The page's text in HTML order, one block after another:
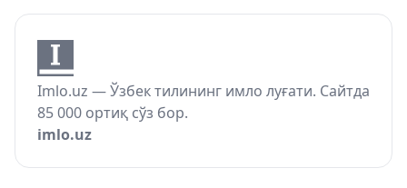
Imlo.uz — Ўзбек тилининг имло луғати. Сайтда
85 000 ортиқ сўз бор.
imlo.uz